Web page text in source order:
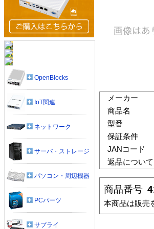
メーカー
商品名
型番
保証条件
JANコード
返品について
商品番号
本商品は販売
OpenBlocks
IoT関連
ネットワーク
サーバ・ストレージ
パソコン・周辺機器
PCパーツ
サプライ